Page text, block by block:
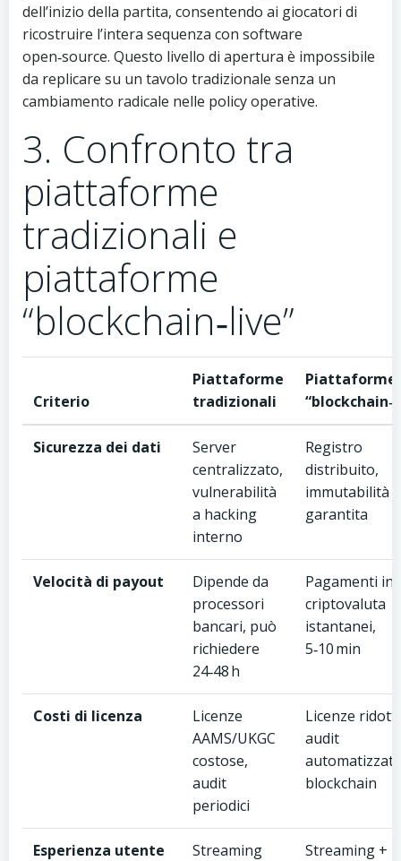
dell’inizio della partita, consentendo ai giocatori di
ricostruire l’intera sequenza con software
open‑source. Questo livello di apertura è impossibile
da replicare su un tavolo tradizionale senza un
cambiamento radicale nelle policy operative.
3. Confronto tra
piattaforme
tradizionali e
piattaforme
“blockchain‑live”
Criterio
Piattaforme
tradizionali
Piattaforme
Sicurezza dei dati
Server
centralizzato,
vulnerabilità
a hacking
interno
Registro
distribuito,
immutabilità
garantita
Velocità di payout
Dipende da
processori
bancari, può
richiedere
24‑48 h
Pagamenti in
criptovaluta
istantanei,
5‑10 min
Costi di licenza
Licenze
AAMS/UKGC
costose,
audit
periodici
Licenze
audit
blockchain
Esperienza utente
Streaming
Streaming +